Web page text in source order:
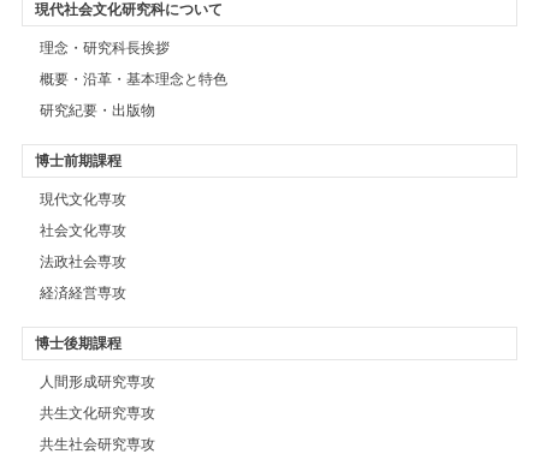
現代社会文化研究科について
理念・研究科長挨拶
概要・沿革・基本理念と特色
研究紀要・出版物
博士前期課程
現代文化専攻
社会文化専攻
法政社会専攻
経済経営専攻
博士後期課程
人間形成研究専攻
共生文化研究専攻
共生社会研究専攻